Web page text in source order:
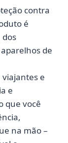
contra
é
dos
de
e
e
que você
na mão –